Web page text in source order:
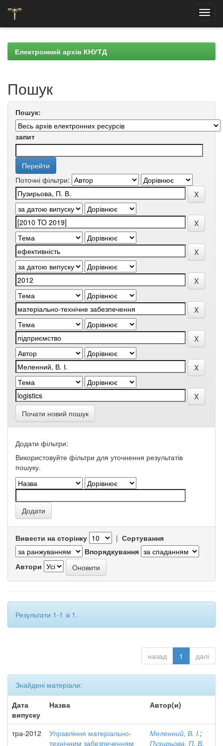
navigationЕлектронний архів КНУТД
Пошук
Пошук:
запит
Поточні фільтри:
Почати новий пошук
Додати фільтри:
Використовуйте фільтри для уточнення результатів
пошуку.
Вивести на сторінку | Сортування
Впорядкування
Автори
Результати 1-1 зі 1.
назад 1 далі
Знайдені матеріали:
Дата
випуску
Назва Автор(и)
тра-2012
Управління матеріально-
технічним забезпеченням
Меленний, В. І.;
Пузирьова, П. В.